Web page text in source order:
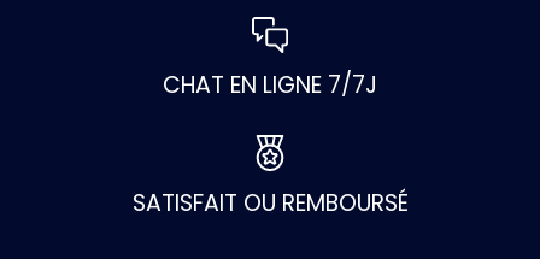
CHAT EN LIGNE 7/7J
SATISFAIT OU REMBOURSÉ